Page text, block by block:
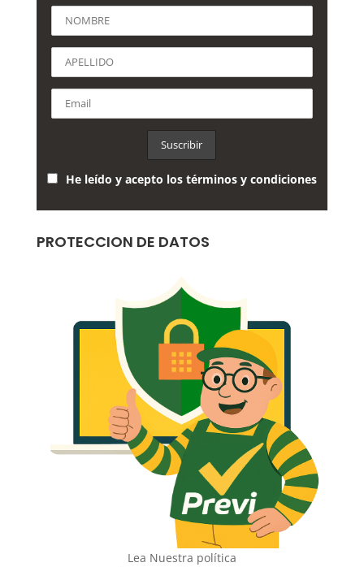
He leído y acepto los términos y condiciones
PROTECCION DE DATOS
Lea Nuestra política